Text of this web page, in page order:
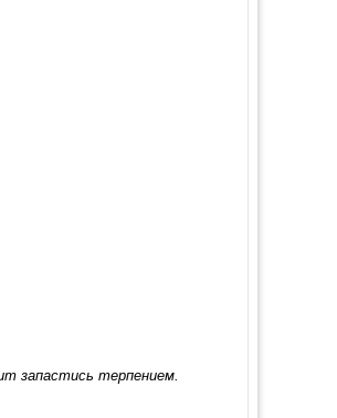
запастись терпением.